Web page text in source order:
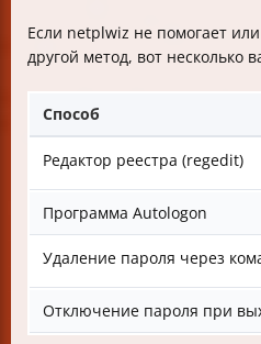
Если netplwiz не помогает
другой метод, вот несколько
Способ
Редактор реестра (regedit)
Программа Autologon
Удаление пароля через
Отключение пароля при